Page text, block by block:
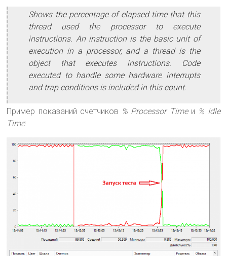
Shows the percentage of elapsed time that this
thread used the processor to execute
instructions. An instruction is the basic unit of
execution in a processor, and a thread is the
object that executes instructions. Code
executed to handle some hardware interrupts
and trap conditions is included in this count.
Пример показаний счетчиков % Processor Timeи % Idle
Time: